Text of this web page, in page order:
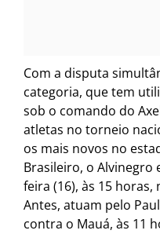
Com a disputa
categoria, que tem
sob o comando do
atletas no torneio
os mais novos no
Brasileiro, o Alvinegro
feira (16), às 15 horas,
Antes, atuam pelo
contra o Mauá, às 11